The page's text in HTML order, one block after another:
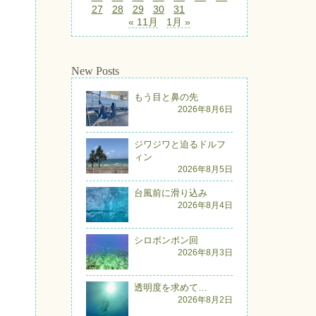
27
28 29 30
31
« 11月
1月 »
New Posts
もう目と鼻の先
2026年8月6日
ジワジワと迫るドルフ
ィン
2026年8月5日
台風前に滑り込み
2026年8月4日
シロボンボン回
2026年8月3日
透明度を求めて…
2026年8月2日